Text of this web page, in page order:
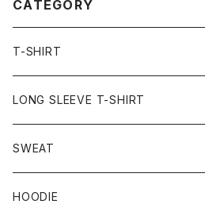
CATEGORY
T-SHIRT
LONG SLEEVE T-SHIRT
SWEAT
HOODIE